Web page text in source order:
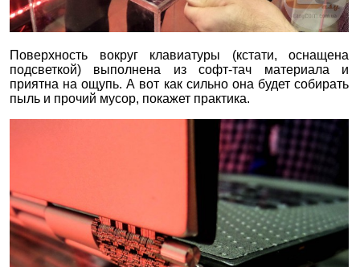
Поверхность вокруг клавиатуры (кстати, оснащена
подсветкой) выполнена из софт-тач материала и
приятна на ощупь. А вот как сильно она будет собирать
пыль и прочий мусор, покажет практика.